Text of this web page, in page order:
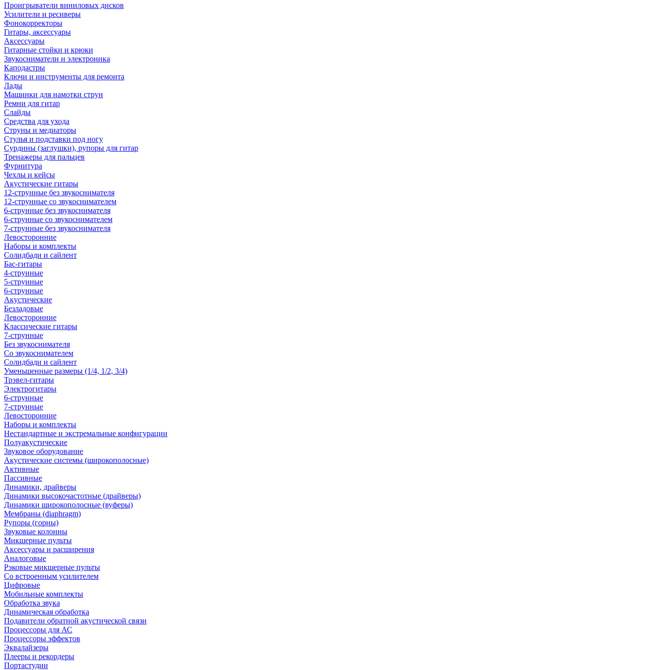
Проигрыватели виниловых дисков
Усилители и ресиверы
Фонокорректоры
Гитары, аксессуары
Аксессуары
Гитарные стойки и крюки
Звукосниматели и электроника
Каподастры
Ключи и инструменты для ремонта
Лады
Машинки для намотки струн
Ремни для гитар
Слайды
Средства для ухода
Струны и медиаторы
Стулья и подставки под ногу
Сурдины (заглушки), рупоры для гитар
Тренажеры для пальцев
Фурнитура
Чехлы и кейсы
Акустические гитары
12-струнные без звукоснимателя
12-струнные со звукоснимателем
6-струнные без звукоснимателя
6-струнные со звукоснимателем
7-струнные без звукоснимателя
Левосторонние
Наборы и комплекты
Солидбади и сайлент
Бас-гитары
4-струнные
5-струнные
6-струнные
Акустические
Безладовые
Левосторонние
Классические гитары
7-струнные
Без звукоснимателя
Со звукоснимателем
Солидбади и сайлент
Уменьшенные размеры (1/4, 1/2, 3/4)
Трэвел-гитары
Электрогитары
6-струнные
7-струнные
Левосторонние
Наборы и комплекты
Нестандартные и экстремальные конфигурации
Полуакустические
Звуковое оборудование
Акустические системы (широкополосные)
Активные
Пассивные
Динамики, драйверы
Динамики высокочастотные (драйверы)
Динамики широкополосные (вуферы)
Мембраны (diaphragm)
Рупоры (горны)
Звуковые колонны
Микшерные пульты
Аксессуары и расширения
Аналоговые
Рэковые микшерные пульты
Со встроенным усилителем
Цифровые
Мобильные комплекты
Обработка звука
Динамическая обработка
Подавители обратной акустической связи
Процессоры для АС
Процессоры эффектов
Эквалайзеры
Плееры и рекордеры
Портастудии